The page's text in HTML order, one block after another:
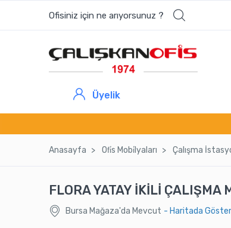
Ofisiniz için ne arıyorsunuz ?
En çok aranan ürünler
EMOB DOLAP
CUPP TEKLİ - DÜZ SIRT /
ARMANY MAKAM KOLTUĞU
Üyelik
Anasayfa Ofi̇s Mobi̇lyaları Çalışma
FLORA YATAY İKİLİ ÇALIŞMA
Bursa Mağaza'da Mevcut - Haritada Göster